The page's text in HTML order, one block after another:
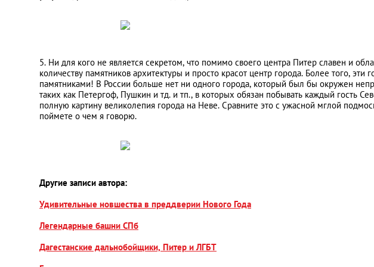
5. Ни для кого не является секретом, что помимо своего центра Питер славен и
количеству памятников архитектуры и просто красот центр города. Более того,
памятниками! В России больше нет ни одного города, который был бы окружен
таких как Петергоф, Пушкин и тд. и тп., в которых обязан побывать каждый гость
полную картину великолепия города на Неве. Сравните это с ужасной мглой
поймете о чем я говорю.
Другие записи автора:
Удивительные новшества в преддверии Нового Года
Легендарные башни СПб
Дагестанские дальнобойщики, Питер и ЛГБТ